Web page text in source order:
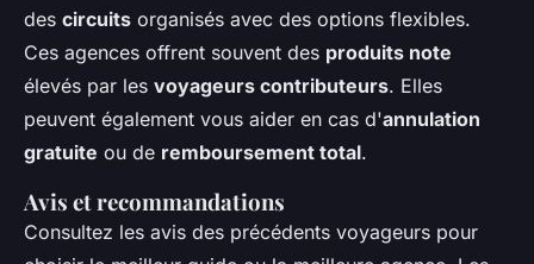
des circuits organisés avec des options flexibles.
Ces agences offrent souvent des produits note
élevés par les voyageurs contributeurs. Elles
peuvent également vous aider en cas d'annulation
gratuite ou de remboursement total.
Avis et recommandations
Consultez les avis des précédents voyageurs pour